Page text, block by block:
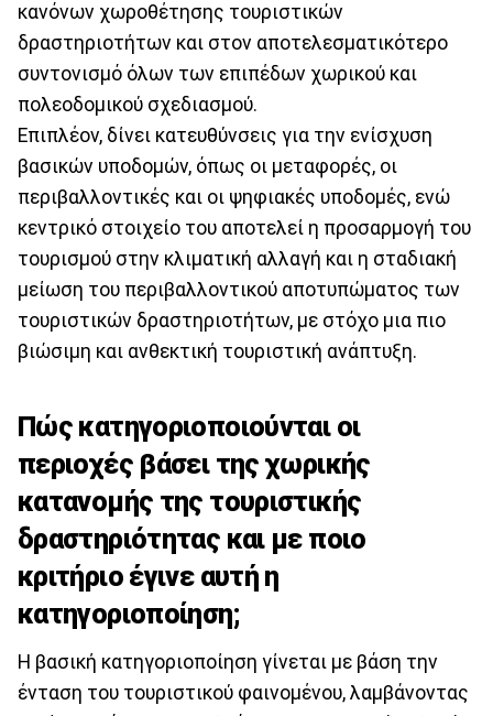
κανόνων χωροθέτησης τουριστικών
δραστηριοτήτων και στον αποτελεσματικότερο
συντονισμό όλων των επιπέδων χωρικού και
πολεοδομικού σχεδιασμού.
Επιπλέον, δίνει κατευθύνσεις για την ενίσχυση
βασικών υποδομών, όπως οι μεταφορές, οι
περιβαλλοντικές και οι ψηφιακές υποδομές, ενώ
κεντρικό στοιχείο του αποτελεί η προσαρμογή του
τουρισμού στην κλιματική αλλαγή και η σταδιακή
μείωση του περιβαλλοντικού αποτυπώματος των
τουριστικών δραστηριοτήτων, με στόχο μια πιο
βιώσιμη και ανθεκτική τουριστική ανάπτυξη.
Πώς κατηγοριοποιούνται οι
περιοχές βάσει της χωρικής
κατανομής της τουριστικής
δραστηριότητας και με ποιο
κριτήριο έγινε αυτή η
κατηγοριοποίηση;
Η βασική κατηγοριοποίηση γίνεται με βάση την
ένταση του τουριστικού φαινομένου, λαμβάνοντας